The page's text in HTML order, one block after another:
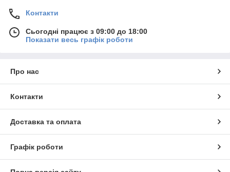
Контакти
Сьогодні працює з 09:00 до 18:00
Показати весь графік роботи
Про нас
Контакти
Доставка та оплата
Графік роботи